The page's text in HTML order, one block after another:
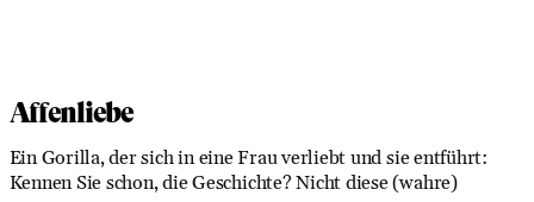
Affenliebe
Ein Gorilla, der sich in eine Frau verliebt und sie entführt:
Kennen Sie schon, die Geschichte? Nicht diese (wahre)